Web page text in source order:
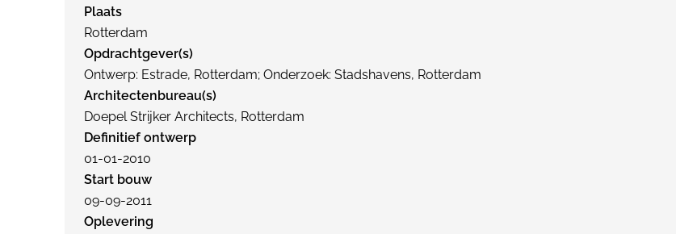
Plaats
Rotterdam
Opdrachtgever(s)
Ontwerp: Estrade, Rotterdam; Onderzoek: Stadshavens, Rotterdam
Architectenbureau(s)
Doepel Strijker Architects, Rotterdam
Definitief ontwerp
01-01-2010
Start bouw
09-09-2011
Oplevering